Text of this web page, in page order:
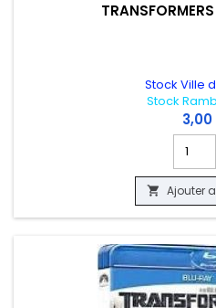
Stock Ville
Stock
 Ajouter